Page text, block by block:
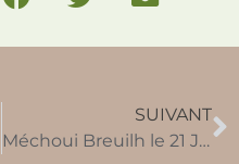
SUIVANT
Méchoui Breuilh le 21 Juin